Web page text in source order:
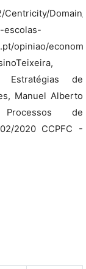
escolas-
opiniao/
de
Manuel Alberto
de
2020 CCPFC -